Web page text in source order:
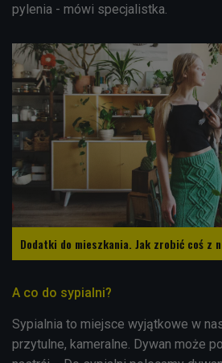
pylenia - mówi specjalistka.
Dodatki do mieszkania. Jak zrobić coś z
A co do sypialni?
Sypialnia to miejsce wyjątkowe w
przytulne, kameralne. Dywan może